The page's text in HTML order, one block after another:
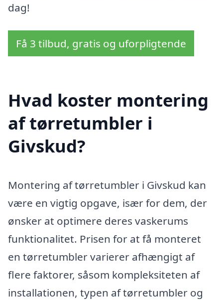
dag!
Få 3 tilbud, gratis og uforpligtende
Hvad koster montering
af tørretumbler i
Givskud?
Montering af tørretumbler i Givskud kan
være en vigtig opgave, især for dem, der
ønsker at optimere deres vaskerums
funktionalitet. Prisen for at få monteret
en tørretumbler varierer afhængigt af
flere faktorer, såsom kompleksiteten af
installationen, typen af tørretumbler og